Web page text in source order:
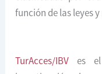
función de las leyes
TurAcces/IBV es